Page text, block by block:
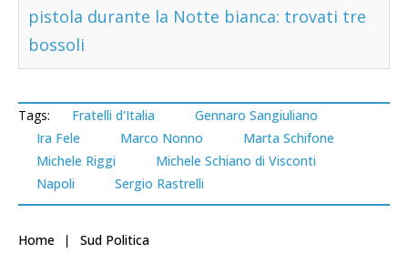
pistola durante la Notte bianca: trovati tre
bossoli
Tags: Fratelli d'Italia
Gennaro Sangiuliano
Ira Fele
Marco Nonno
Marta Schifone
Michele Riggi
Michele Schiano di Visconti
Napoli
Sergio Rastrelli
Home Sud Politica